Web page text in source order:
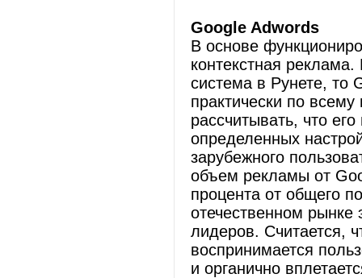
Google Adwords
В основе
контекстная
система в Рунете, то
практически по
рассчитывать, что
определенных
зарубежного
объем рекламы от
процента от общего
отечественном рынке
лидеров. Считается,
воспринимается
и органично